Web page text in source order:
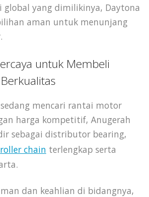
global yang dimilikinya, Daytona
aman untuk menunjang
untuk Membeli
mencari rantai motor
harga kompetitif, Anugerah
sebagai distributor bearing,
roller chain terlengkap serta
dan keahlian di bidangnya,